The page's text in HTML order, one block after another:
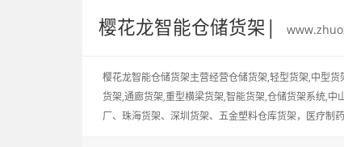
樱花龙智能仓储货架|
樱花龙智能仓储货架主营经营仓储货架,轻型货架,中型
货架,通廊货架,重型横梁货架,智能货架,仓储货架系统,
厂、珠海货架、深圳货架、五金塑料仓库货架，医疗制